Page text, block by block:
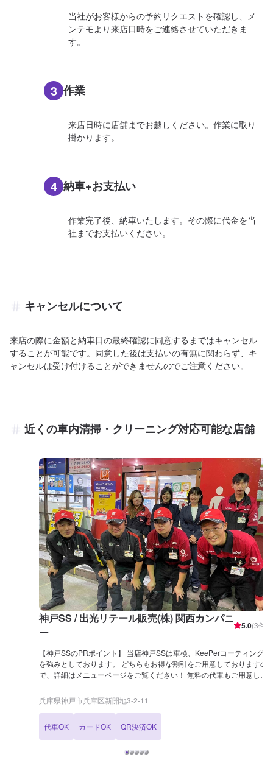
当社がお客様からの予約リクエストを確認し、メ
ンテモより来店日時をご連絡させていただきま
す。
3 作業
来店日時に店舗までお越しください。作業に取り
掛かります。
4 納車+お支払い
作業完了後、納車いたします。その際に代金を当
社までお支払いください。
キャンセルについて
来店の際に金額と納車日の最終確認に同意するまではキャンセル
することが可能です。同意した後は支払いの有無に関わらず、キ
ャンセルは受け付けることができませんのでご注意ください。
近くの車内清掃・クリーニング対応可能な店舗
神戸SS / 出光リテール販売(株) 関西カンパニ
ー
5.0(3件)
【神戸SSのPRポイント】 当店神戸SSは車検、KeePerコーティング
を強みとしております。 どちらもお得な割引をご用意しておりますの
で、詳細はメニューページをご覧ください！ 無料の代車もご用意して
[メンテナンス受付時間] 全日：10:00~17:00 [給油営業時間] 平日 ：
7:00~21:00 土曜 ：7:30~21:00 日・祝：8:00~21:00 【サービスルー
がございます！お気軽にご利用ください！ 【資格保持者が在籍】 当
SSには2級整備士が6名、自動車検査員が4名在籍しております。 車検
整備はぜひ当店にお任せください！ KeePerコーティングについては
兵庫県神戸市兵庫区新開地3-2-11
代車OK カードOK QR決済OK